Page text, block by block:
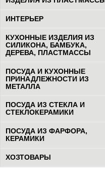
ИНТЕРЬЕР
КУХОННЫЕ ИЗДЕЛИЯ ИЗ
СИЛИКОНА, БАМБУКА,
ДЕРЕВА, ПЛАСТМАССЫ
ПОСУДА И КУХОННЫЕ
ПРИНАДЛЕЖНОСТИ ИЗ
МЕТАЛЛА
ПОСУДА ИЗ СТЕКЛА И
СТЕКЛОКЕРАМИКИ
ПОСУДА ИЗ ФАРФОРА,
КЕРАМИКИ
ХОЗТОВАРЫ